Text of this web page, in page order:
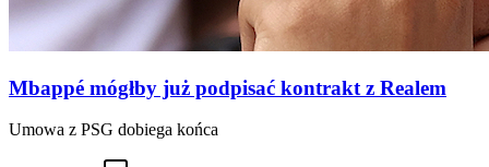
Mbappé mógłby już podpisać kontrakt z Realem
Umowa z PSG dobiega końca